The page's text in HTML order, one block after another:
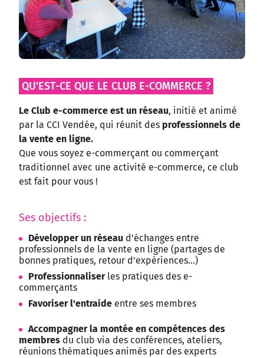
QU'EST-CE QUE LE CLUB E-COMMERCE ?
Le Club e-commerce est un réseau, initié et animé
par la CCI Vendée, qui réunit des professionnels de
la vente en ligne.
Que vous soyez e-commerçant ou commerçant
traditionnel avec une activité e-commerce, ce club
est fait pour vous !
Ses objectifs :
Développer un réseau d'échanges entre
professionnels de la vente en ligne (partages de
bonnes pratiques, retour d’expériences…)
Professionnaliserles pratiques des e-
commerçants
Favoriser l'entraide entre ses membres
Accompagner la montée en compétences des
membres du club via des conférences, ateliers,
réunions thématiques animés par des experts